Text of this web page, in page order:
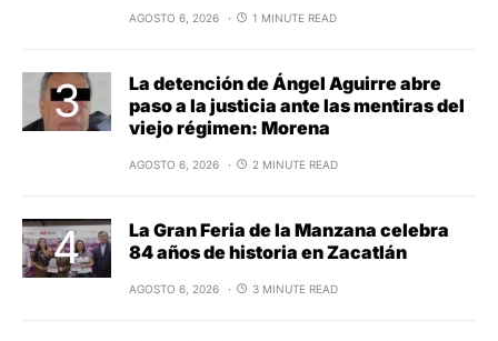
AGOSTO 6, 2026 1 MINUTE READ
La detención de Ángel Aguirre abre
paso a la justicia ante las mentiras del
viejo régimen: Morena
AGOSTO 6, 2026 2 MINUTE READ
La Gran Feria de la Manzana celebra
84 años de historia en Zacatlán
AGOSTO 6, 2026 3 MINUTE READ